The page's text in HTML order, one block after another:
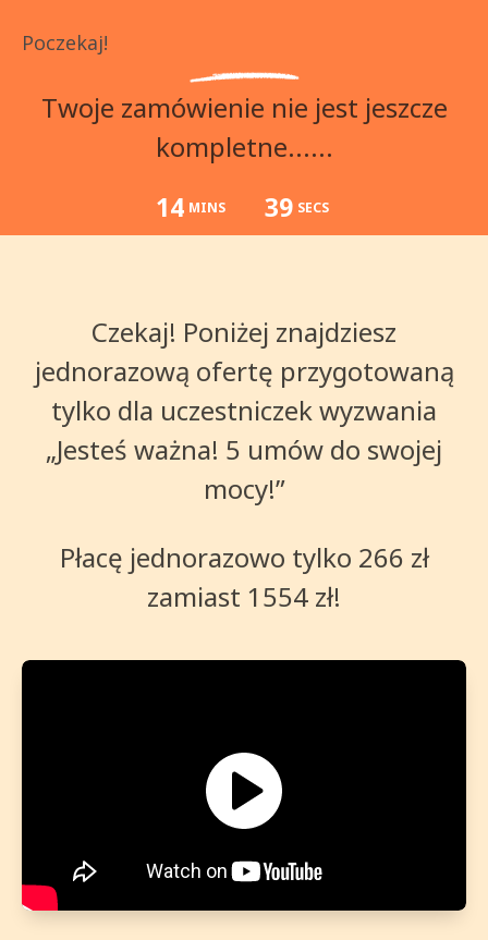
Poczekaj!
Twoje zamówienie nie jest jeszcze
kompletne......
14 MINS 39 SECS
Czekaj! Poniżej znajdziesz
jednorazową ofertę przygotowaną
tylko dla uczestniczek wyzwania
„Jesteś ważna! 5 umów do swojej
mocy!”
Płacę jednorazowo tylko 266 zł
zamiast 1554 zł!